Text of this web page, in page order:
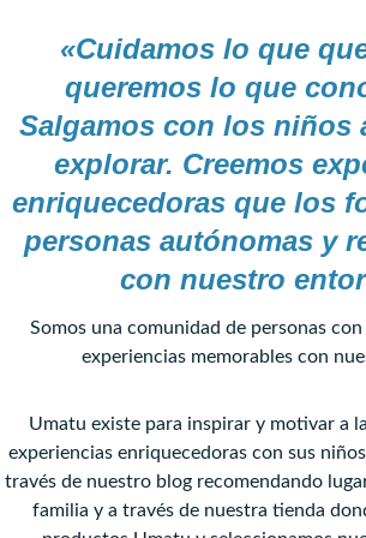
«Cuidamos lo que
queremos lo que
Salgamos con los niños
explorar. Creemos
enriquecedoras que los
personas autónomas y
con nuestro
Somos una comunidad de personas con
experiencias memorables con
Umatu existe para inspirar y motivar a
experiencias enriquecedoras con sus
través de nuestro blog recomendando
familia y a través de nuestra tienda